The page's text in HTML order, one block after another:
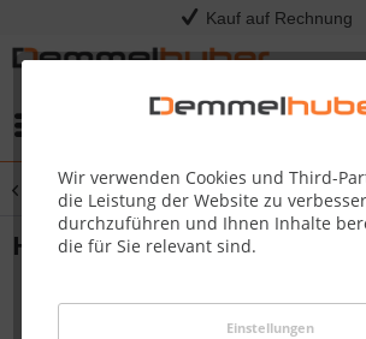
Kauf auf Rechnung
Wir verwenden Cookies und Third-
die Leistung der Website zu
durchzuführen und Ihnen Inhalte
die für Sie relevant sind.
Einstellungen
Übersicht Grillkohle, Grillanzünder &
Holzkohle PREMIUM